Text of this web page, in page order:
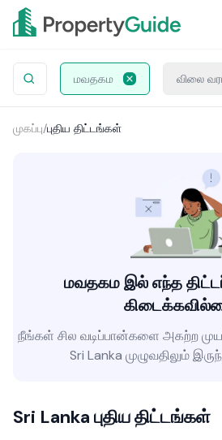
மவதகம விலை
முகப்பு/புதிய திட்டங்கள்
மவதகம இல் எந்த
நீங்கள் சில வடிப்பான்களை அகற்ற
Sri Lanka முழுவதிலும்
Sri Lanka புதிய திட்டங்கள்